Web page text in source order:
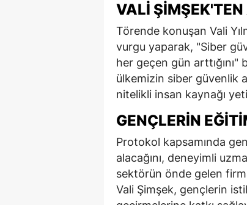
VALI
Törende konuşan Vali
vurgu yaparak, "Siber
her geçen gün arttığını"
ülkemizin siber güvenlik
nitelikli insan kaynağı
GENÇLERIN
Protokol kapsamında
alacağını, deneyimli
sektörün önde gelen
Vali Şimşek, gençlerin